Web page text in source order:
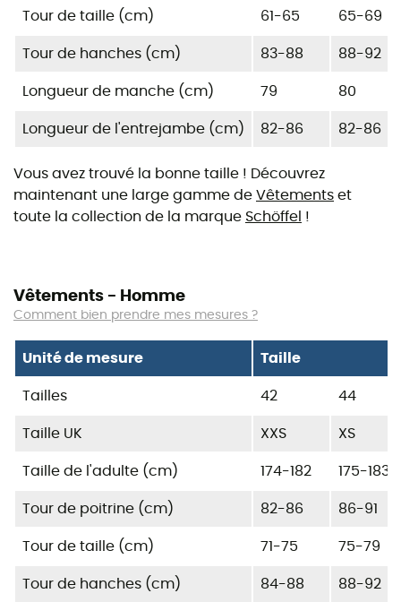
Tour de taille (cm) 61-65 65-69
Tour de hanches (cm) 83-88 88-92
Longueur de manche (cm) 79 80
Longueur de l'entrejambe (cm) 82-86 82-86
Vous avez trouvé la bonne taille ! Découvrez
maintenant une large gamme de Vêtements et
toute la collection de la marque Schöffel !
Vêtements - Homme
Comment bien prendre mes mesures ?
Unité de mesure Taille
Tailles 42 44
Taille UK XXS XS
Taille de l'adulte (cm) 174-182 175-183
Tour de poitrine (cm) 82-86 86-91
Tour de taille (cm) 71-75 75-79
Tour de hanches (cm) 84-88 88-92